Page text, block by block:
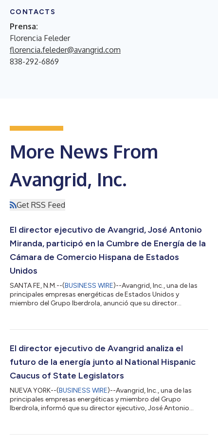
CONTACTS
Prensa:
Florencia Feleder
florencia.feleder@avangrid.com
838-292-6869
More News From
Avangrid, Inc.
Get RSS Feed
El director ejecutivo de Avangrid, José Antonio
Miranda, participó en la Cumbre de Energía de la
Cámara de Comercio Hispana de Estados
Unidos
SANTA FE, N.M.--(BUSINESS WIRE)--Avangrid, Inc., una de las
principales empresas energéticas de Estados Unidos y
miembro del Grupo Iberdrola, anunció que su director
Cumbre de Energía 2026 de la Cámara de Comercio Hispana de
Santa Fe, Nuevo México. “Las inversiones estratégicas en
infraestructura son la manera de...
El director ejecutivo de Avangrid analiza el
futuro de la energía junto al National Hispanic
Caucus of State Legislators
NUEVA YORK--(BUSINESS WIRE)--Avangrid, Inc., una de las
principales empresas energéticas y miembro del Grupo
Iberdrola, informó que su director ejecutivo, José Antonio
(NHCSL). En ese contexto, Miranda analizó junto a legisladores